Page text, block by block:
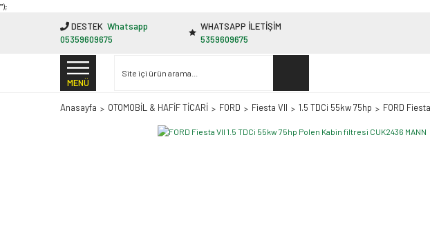
"');
DESTEK Whatsapp
05359609675
WHATSAPP İLETİŞİM
5359609675
MENÜ
Anasayfa OTOMOBİL & HAFİF TİCARİ FORD Fiesta VII 1.5 TDCi 55kw 75hp FORD